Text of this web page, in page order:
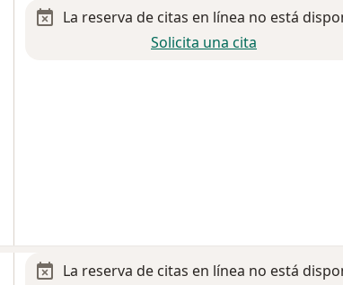
La reserva de citas en línea no está
Solicita una cita
La reserva de citas en línea no está